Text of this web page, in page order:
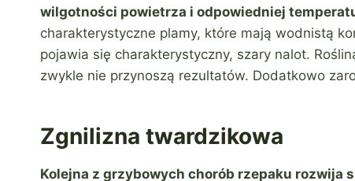
wilgotności powietrza i odpowiedniej
charakterystyczne plamy, które mają wodnistą
pojawia się charakterystyczny, szary nalot.
zwykle nie przynoszą rezultatów. Dodatkowo
Zgnilizna twardzikowa
Kolejna z grzybowych chorób rzepaku rozwija